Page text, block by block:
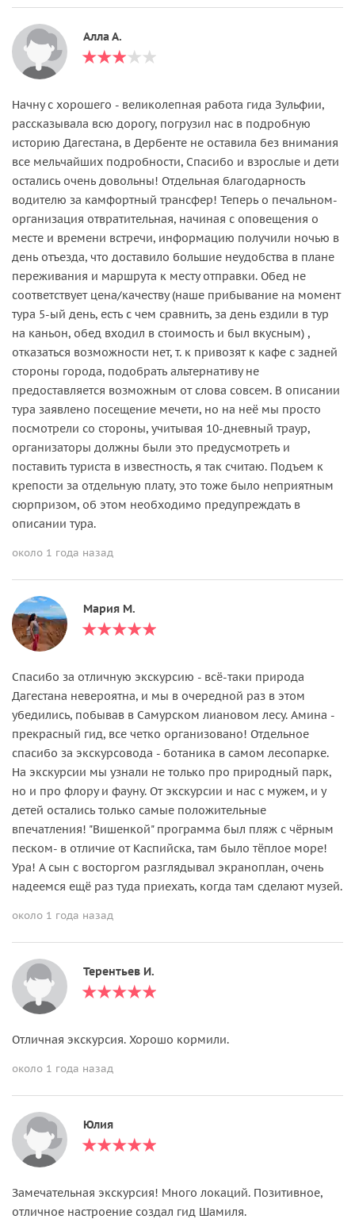
Алла А.
Начну с хорошего - великолепная работа гида Зульфии,
рассказывала всю дорогу, погрузил нас в подробную
историю Дагестана, в Дербенте не оставила без внимания
все мельчайших подробности, Спасибо и взрослые и дети
остались очень довольны! Отдельная благодарность
водителю за камфортный трансфер! Теперь о печальном-
организация отвратительная, начиная с оповещения о
месте и времени встречи, информацию получили ночью в
день отъезда, что доставило большие неудобства в плане
переживания и маршрута к месту отправки. Обед не
соответствует цена/качеству (наше прибывание на момент
тура 5-ый день, есть с чем сравнить, за день ездили в тур
на каньон, обед входил в стоимость и был вкусным) ,
отказаться возможности нет, т. к привозят к кафе с задней
стороны города, подобрать альтернативу не
предоставляется возможным от слова совсем. В описании
тура заявлено посещение мечети, но на неё мы просто
посмотрели со стороны, учитывая 10-дневный траур,
организаторы должны были это предусмотреть и
поставить туриста в известность, я так считаю. Подъем к
крепости за отдельную плату, это тоже было неприятным
сюрпризом, об этом необходимо предупреждать в
описании тура.
около 1 года назад
Мария М.
Спасибо за отличную экскурсию - всё-таки природа
Дагестана невероятна, и мы в очередной раз в этом
убедились, побывав в Самурском лиановом лесу. Амина -
прекрасный гид, все четко организовано! Отдельное
спасибо за экскурсовода - ботаника в самом лесопарке.
На экскурсии мы узнали не только про природный парк,
но и про флору и фауну. От экскурсии и нас с мужем, и у
детей остались только самые положительные
впечатления! "Вишенкой" программа был пляж с чёрным
песком- в отличие от Каспийска, там было тёплое море!
Ура! А сын с восторгом разглядывал экраноплан, очень
надеемся ещё раз туда приехать, когда там сделают музей.
около 1 года назад
Терентьев И.
Отличная экскурсия. Хорошо кормили.
около 1 года назад
Юлия
Замечательная экскурсия! Много локаций. Позитивное,
отличное настроение создал гид Шамиля.